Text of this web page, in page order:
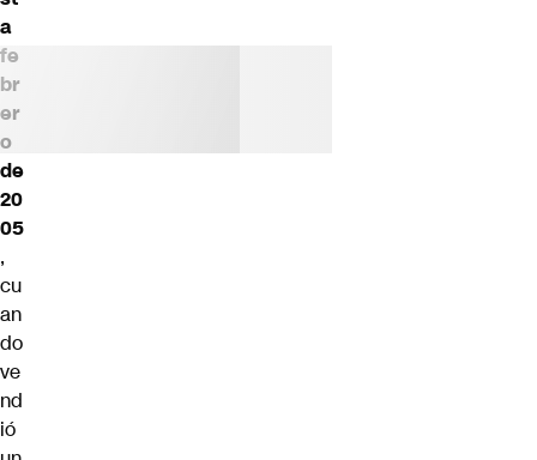
a
fe
br
er
o
de
20
05
,
cu
an
do
ve
nd
ió